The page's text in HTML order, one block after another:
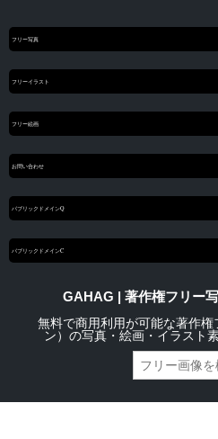
フリー写真
フリーイラスト
フリー絵画
お問い合わせ
パブリックドメインQ
パブリックドメインC
GAHAG | 著作権フリー
無料で商用利用が可能な著作
ン）の写真・絵画・イラスト